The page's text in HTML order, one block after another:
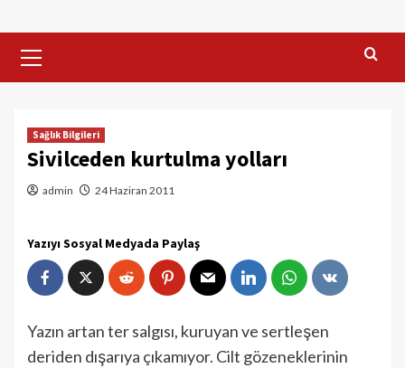
Menu
Sağlık Bilgileri
Sivilceden kurtulma yolları
admin 24 Haziran 2011
Yazıyı Sosyal Medyada Paylaş
Yazın artan ter salgısı, kuruyan ve sertleşen
deriden dışarıya çıkamıyor. Cilt gözeneklerinin